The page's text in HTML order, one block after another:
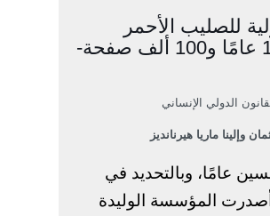
للصليب الأحمر
تحتفي بـ150 عامًا و100 ألف صفحة-
الدولي الإنساني
وإلينا ماريا هيرنانديز
عامًا، وبالتحديد في
1869، أصدرت المؤسسة الوليدة